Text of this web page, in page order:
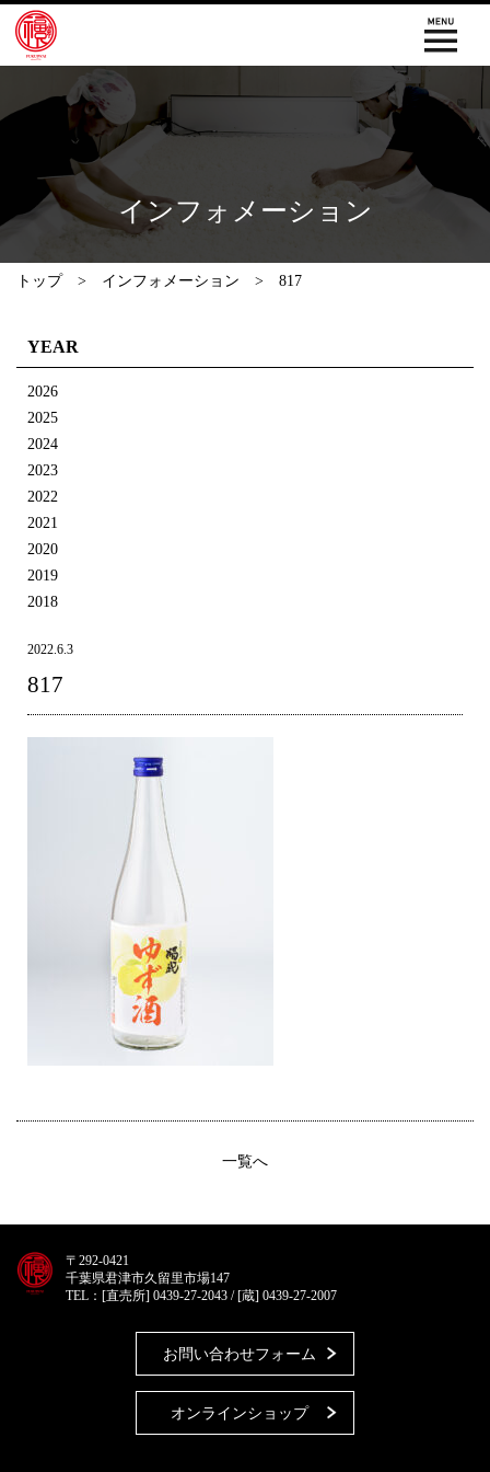
インフォメーション
トップ インフォメーション 817
YEAR
2026
2025
2024
2023
2022
2021
2020
2019
2018
2022.6.3
817
一覧へ
〒292-0421
千葉県君津市久留里市場147
TEL：[直売所] 0439-27-2043 / [蔵] 0439-27-2007
お問い合わせフォーム
オンラインショップ